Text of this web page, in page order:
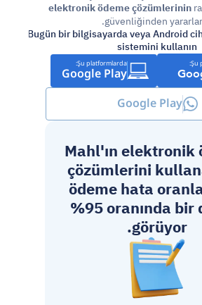
elektronik ödeme çözümlerinin
güvenliğinden
Bugün bir bilgisayarda veya Android
sistemini kullanın
Şu platformlarda:
Google Play Şu
Google Play
Mahl'ın elektronik
çözümlerini
ödeme hata
%95 oranında bir
görüyor.